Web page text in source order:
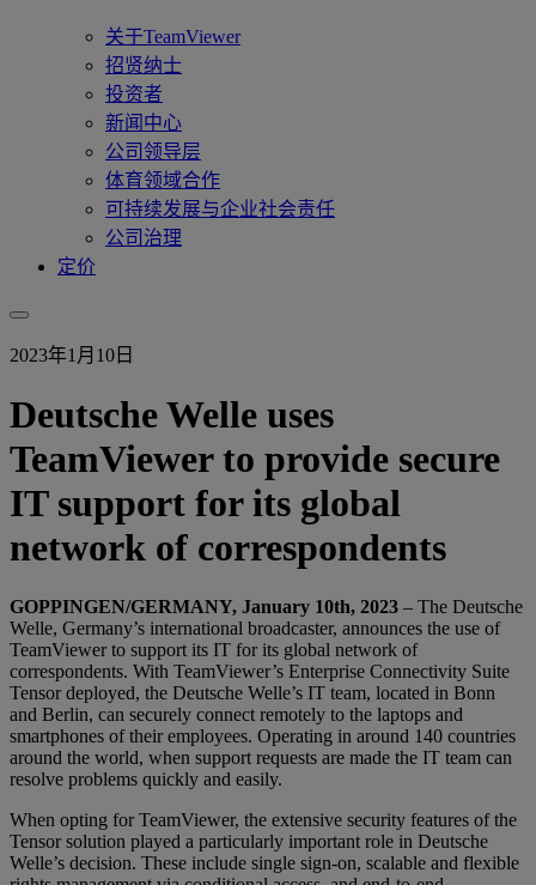
关于TeamViewer
招贤纳士
投资者
新闻中心
公司领导层
体育领域合作
可持续发展与企业社会责任
公司治理
定价
2023年1月10日
Deutsche Welle uses
TeamViewer to provide secure
IT support for its global
network of correspondents
GOPPINGEN/GERMANY, January 10th, 2023 – The Deutsche
Welle, Germany’s international broadcaster, announces the use of
TeamViewer to support its IT for its global network of
correspondents. With TeamViewer’s Enterprise Connectivity Suite
Tensor deployed, the Deutsche Welle’s IT team, located in Bonn
and Berlin, can securely connect remotely to the laptops and
smartphones of their employees. Operating in around 140 countries
around the world, when support requests are made the IT team can
resolve problems quickly and easily.
When opting for TeamViewer, the extensive security features of the
Tensor solution played a particularly important role in Deutsche
Welle’s decision. These include single sign-on, scalable and flexible